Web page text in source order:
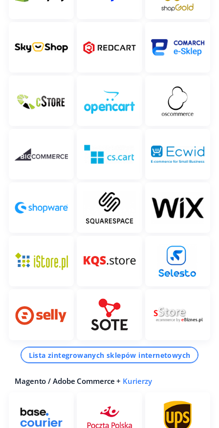
Lista zintegrowanych sklepów internetowych
Magento / Adobe Commerce + Kurierzy